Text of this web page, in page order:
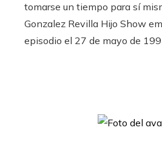
tomarse un tiempo para sí
Gonzalez Revilla Hijo Show
episodio el 27 de mayo de